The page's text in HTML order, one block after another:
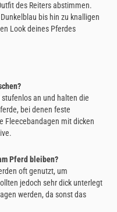
des Reiters abstimmen.
bis hin zu knalligen
Look deines Pferdes
an und halten die
bei denen feste
Fleecebandagen mit dicken
Pferd bleiben?
oft genutzt, um
jedoch sehr dick unterlegt
werden, da sonst das